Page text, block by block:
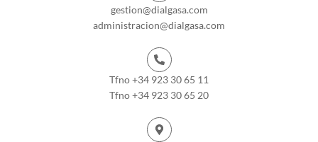
gestion@dialgasa.com
administracion@dialgasa.com
Tfno +34 923 30 65 11
Tfno +34 923 30 65 20